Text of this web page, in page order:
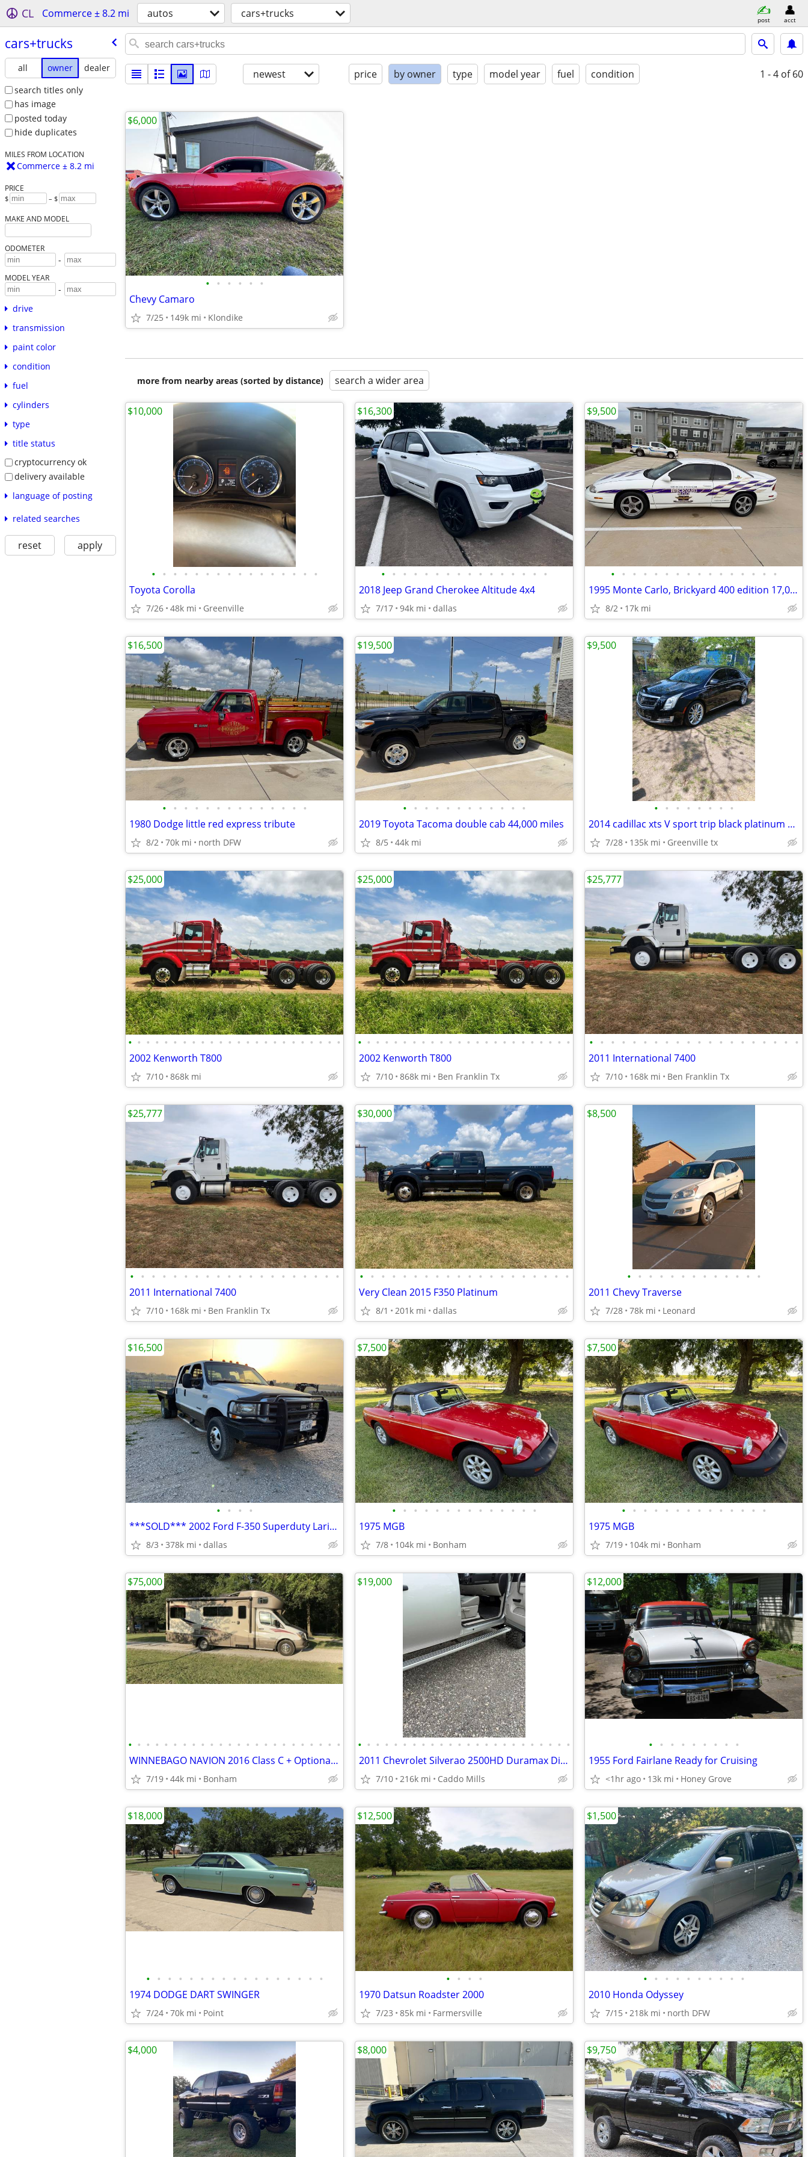
CL Commerce ± 8.2 mi autos cars+trucks post acct
cars+trucks
all owner
dealer
search titles only
has image
posted today
hide duplicates
MILES FROM LOCATION
Commerce ± 8.2 mi
PRICE
$ – $
MAKE AND MODEL
ODOMETER
-
MODEL YEAR
-
drive
transmission
paint color
condition
fuel
cylinders
type
title status
cryptocurrency ok
delivery available
language of posting
related searches
reset apply
newest price by owner type model year fuel condition 1 - 4 of 60
• • • • • •
Chevy Camaro
7/25 149k mi Klondike
$6,000
more from nearby areas (sorted by distance) search a wider area
• • • • • • • • • • • • • • • •
Toyota Corolla
7/26 48k mi Greenville
$10,000
• • • • • • • • • • • • • • • •
2018 Jeep Grand Cherokee Altitude 4x4
7/17 94k mi dallas
$16,300
• • • • • • • • • • • • • • • •
1995 Monte Carlo, Brickyard 400 edition 17,000 original miles
8/2 17k mi
$9,500
• • • • • • • • • • • • • •
1980 Dodge little red express tribute
8/2 70k mi north DFW
$16,500
• • • • • • • • • • • •
2019 Toyota Tacoma double cab 44,000 miles
8/5 44k mi
$19,500
• • • • • • • •
2014 cadillac xts V sport trip black platinum edition (945)258-3577
7/28 135k mi Greenville tx
$9,500
• • • • • • • • • • • • • • • • • • • • • • • •
2002 Kenworth T800
7/10 868k mi
$25,000
• • • • • • • • • • • • • • • • • • • • • • • •
2002 Kenworth T800
7/10 868k mi Ben Franklin Tx
$25,000
• • • • • • • • • • • • • • • • • • • •
2011 International 7400
7/10 168k mi Ben Franklin Tx
$25,777
• • • • • • • • • • • • • • • • • • • •
2011 International 7400
7/10 168k mi Ben Franklin Tx
$25,777
• • • • • • • • • • • • • • • • • • • •
Very Clean 2015 F350 Platinum
8/1 201k mi dallas
$30,000
• • • • • • • • • • • • •
2011 Chevy Traverse
7/28 78k mi Leonard
$8,500
• • • •
***SOLD*** 2002 Ford F-350 Superduty Lariat DRW 4X4 Crewcab Flatbed
8/3 378k mi dallas
$16,500
• • • • • • • • • • • • • •
1975 MGB
7/8 104k mi Bonham
$7,500
• • • • • • • • • • • • • •
1975 MGB
7/19 104k mi Bonham
$7,500
• • • • • • • • • • • • • • • • • • • • • • • •
WINNEBAGO NAVION 2016 Class C + Optional Hydraulic car Dolly
7/19 44k mi Bonham
$75,000
• • • • • • • • • • • • • • • • • • • • • • • •
2011 Chevrolet Silverao 2500HD Duramax Diesel
7/10 216k mi Caddo Mills
$19,000
• • • • • • • • •
1955 Ford Fairlane Ready for Cruising
<1hr ago 13k mi Honey Grove
$12,000
• • • • • • • • • • • • • • • • •
1974 DODGE DART SWINGER
7/24 70k mi Point
$18,000
• • • •
1970 Datsun Roadster 2000
7/23 85k mi Farmersville
$12,500
• • • • • • • • • •
2010 Honda Odyssey
7/15 218k mi north DFW
$1,500
$4,000 $8,000 $9,750